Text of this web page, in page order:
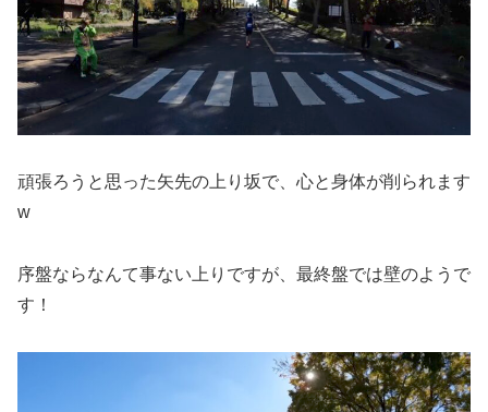
頑張ろうと思った矢先の上り坂で、心と身体が削られます
w
序盤ならなんて事ない上りですが、最終盤では壁のようで
す！